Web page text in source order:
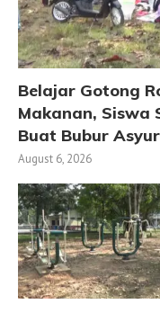
Belajar Gotong
Makanan, Siswa
Buat Bubur
August 6, 2026